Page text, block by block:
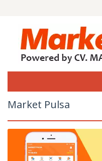
konten
Market Pulsa
oleh
market